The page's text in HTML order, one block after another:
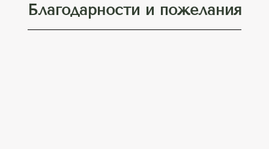
Благодарности и пожелания